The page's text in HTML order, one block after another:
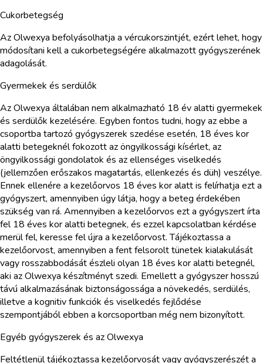
Cukorbetegség
Az Olwexya befolyásolhatja a vércukorszintjét, ezért lehet, hogy
módosítani kell a cukorbetegségére alkalmazott gyógyszerének
adagolását.
Gyermekek és serdülők
Az Olwexya általában nem alkalmazható 18 év alatti gyermekek
és serdülők kezelésére. Egyben fontos tudni, hogy az ebbe a
csoportba tartozó gyógyszerek szedése esetén, 18 éves kor
alatti betegeknél fokozott az öngyilkossági kísérlet, az
öngyilkossági gondolatok és az ellenséges viselkedés
(jellemzően erőszakos magatartás, ellenkezés és düh) veszélye.
Ennek ellenére a kezelőorvos 18 éves kor alatt is felírhatja ezt a
gyógyszert, amennyiben úgy látja, hogy a beteg érdekében
szükség van rá. Amennyiben a kezelőorvos ezt a gyógyszert írta
fel 18 éves kor alatti betegnek, és ezzel kapcsolatban kérdése
merül fel, keresse fel újra a kezelőorvost. Tájékoztassa a
kezelőorvost, amennyiben a fent felsorolt tünetek kialakulását
vagy rosszabbodását észleli olyan 18 éves kor alatti betegnél,
aki az Olwexya készítményt szedi. Emellett a gyógyszer hosszú
távú alkalmazásának biztonságossága a növekedés, serdülés,
illetve a kognitiv funkciók és viselkedés fejlődése
szempontjából ebben a korcsoportban még nem bizonyított.
Egyéb gyógyszerek és az Olwexya
Feltétlenül tájékoztassa kezelőorvosát vagy gyógyszerészét a